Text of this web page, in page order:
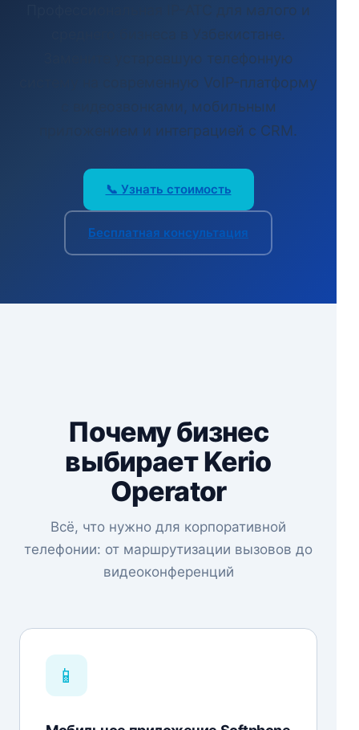
Профессиональная IP-АТС для малого и
среднего бизнеса в Узбекистане.
Замените устаревшую телефонную
систему на современную VoIP-платформу
с видеозвонками, мобильным
приложением и интеграцией с CRM.
📞 Узнать стоимость
Бесплатная консультация
Почему бизнес
выбирает Kerio
Operator
Всё, что нужно для корпоративной
телефонии: от маршрутизации вызовов до
видеоконференций
📱